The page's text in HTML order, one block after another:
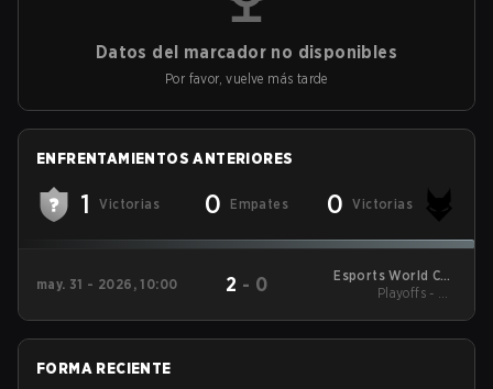
Datos del marcador no disponibles
Por favor, vuelve más tarde
ENFRENTAMIENTOS ANTERIORES
1 Victorias 0 Empates 0 Victorias
may. 31 - 2026, 10:00 2 - 0
Esports World Cup
Western Europe
Playoffs - UB
FORMA RECIENTE